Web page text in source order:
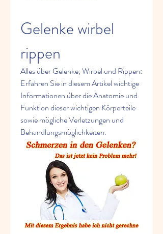
Gelenke wirbel
rippen
Alles über Gelenke, Wirbel und Rippen:
Erfahren Sie in diesem Artikel wichtige
Informationen über die Anatomie und
Funktion dieser wichtigen Körperteile
sowie mögliche Verletzungen und
Behandlungsmöglichkeiten.